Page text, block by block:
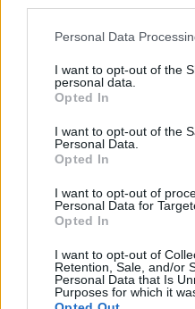
Personal Data
I want to opt-out of the
personal data.
Opted In
I want to opt-out of the
Personal Data.
Opted In
I want to opt-out of
Personal Data for
Opted In
I want to opt-out of
Retention, Sale, and/or
Personal Data that Is
Purposes for which it
Savaitės vidurys
32 laipsnių šilumos
Žinios | Orai
V. Zalužno pasisakymą
Ukrainos politikoje: jis yra